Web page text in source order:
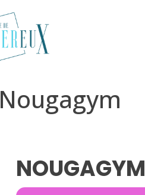
Nougagym
NOUGAGYM